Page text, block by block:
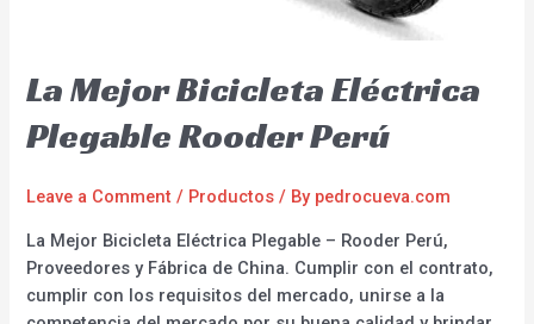
La Mejor Bicicleta Eléctrica
Plegable Rooder Perú
Leave a Comment / Productos / By pedrocueva.com
La Mejor Bicicleta Eléctrica Plegable – Rooder Perú,
Proveedores y Fábrica de China. Cumplir con el contrato,
cumplir con los requisitos del mercado, unirse a la